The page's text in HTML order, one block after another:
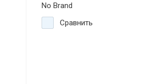
No Brand
Сравнить